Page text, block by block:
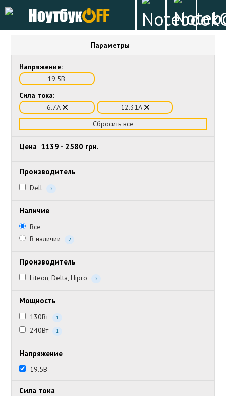
Параметры
Напряжение:
19.5В
Сила тока:
6.7А
12.31А
Сбросить все
Цена 1139 - 2580 грн.
Производитель
Dell 2
Наличие
Все
В наличии
2
Производитель
Liteon, Delta, Hipro 2
Мощность
130Вт 1
240Вт 1
Напряжение
19.5В
Сила тока